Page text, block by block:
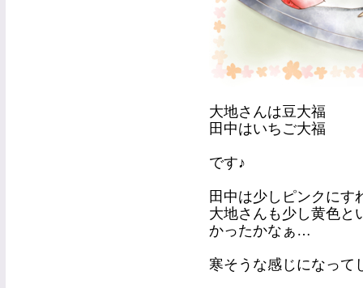
大地さんは豆大福
田中はいちご大福
です♪
田中は少しピンクに
大地さんも少し黄色と
かったかなぁ…
寒そうな感じになっ